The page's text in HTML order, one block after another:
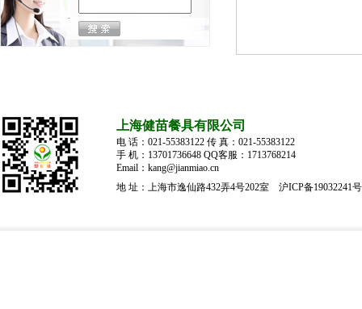
上海健苗餐具有限公司
电 话：021-55383122 传 真：021-55383122
手 机：13701736648 QQ客服：1713768214
Email：kang@jianmiao.cn
地 址：上海市逸仙路432弄4号202室 沪ICP备19032241